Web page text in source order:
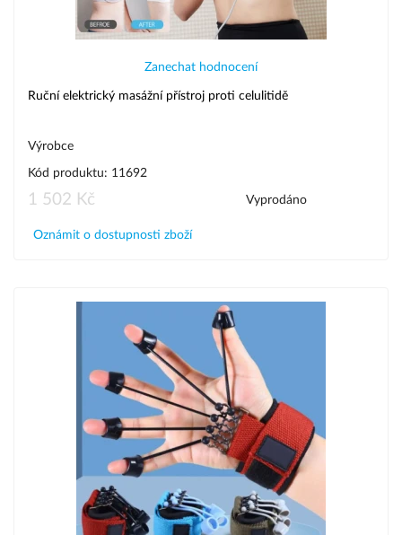
Zanechat hodnocení
Ruční elektrický masážní přístroj proti celulitidě
Výrobce
Kód produktu: 11692
1 502 Kč Vyprodáno
Oznámit o dostupnosti zboží